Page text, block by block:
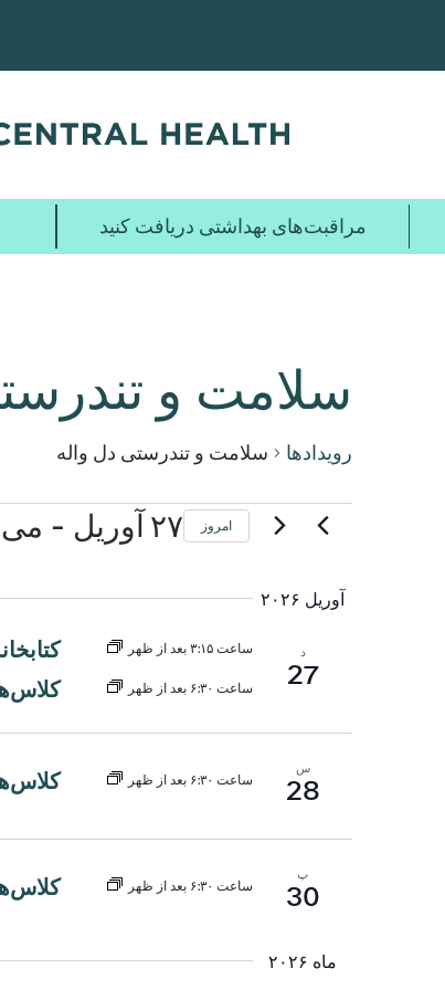
محتوای
مراقبت‌های بهداشتی دریافت کنید
سلامت و
رویدادها سلامت و تندرستی دل واله
رویدادهاامروز ۲۷ آوریل - می ۴
کنید.
آوریل ۲۰۲۶
د
27
ساعت ۳:۱۵ بعد از ظهر
ساعت ۶:۳۰ بعد از ظهر
س
28 ساعت ۶:۳۰ بعد از ظهر
پ
30 ساعت ۶:۳۰ بعد از ظهر
ماه ۲۰۲۶